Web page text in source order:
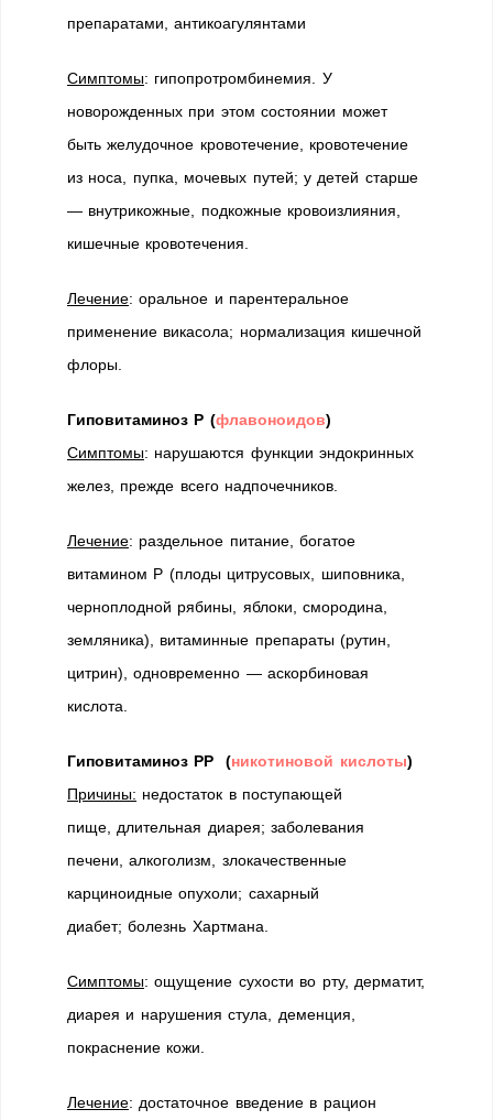
препаратами, антикоагулянтами
Симптомы: гипопротромбинемия. У
новорожденных при этом состоянии может
быть желудочное кровотечение, кровотечение
из носа, пупка, мочевых путей; у детей старше
— внутрикожные, подкожные кровоизлияния,
кишечные кровотечения.
Лечение: оральное и парентеральное
применение викасола; нормализация кишечной
флоры.
Гиповитаминоз Р (флавоноидов)
Симптомы: нарушаются функции эндокринных
желез, прежде всего надпочечников.
Лечение: раздельное питание, богатое
витамином Р (плоды цитрусовых, шиповника,
черноплодной рябины, яблоки, смородина,
земляника), витаминные препараты (рутин,
цитрин), одновременно — аскорбиновая
кислота.
Гиповитаминоз РР (никотиновой кислоты)
Причины: недостаток в поступающей
пище, длительная диарея; заболевания
печени, алкоголизм, злокачественные
карциноидные опухоли; сахарный
диабет; болезнь Хартмана.
Симптомы: ощущение сухости во рту, дерматит,
диарея и нарушения стула, деменция,
покраснение кожи.
Лечение: достаточное введение в рацион